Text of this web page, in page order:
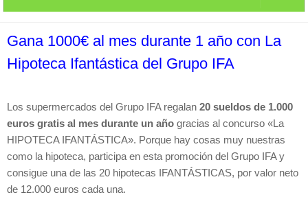
Gana 1000€ al mes durante 1 año con La
Hipoteca Ifantástica del Grupo IFA
Los supermercados del Grupo IFA regalan 20 sueldos de 1.000
euros gratis al mes durante un año gracias al concurso «La
HIPOTECA IFANTÁSTICA». Porque hay cosas muy nuestras
como la hipoteca, participa en esta promoción del Grupo IFA y
consigue una de las 20 hipotecas IFANTÁSTICAS, por valor neto
de 12.000 euros cada una.